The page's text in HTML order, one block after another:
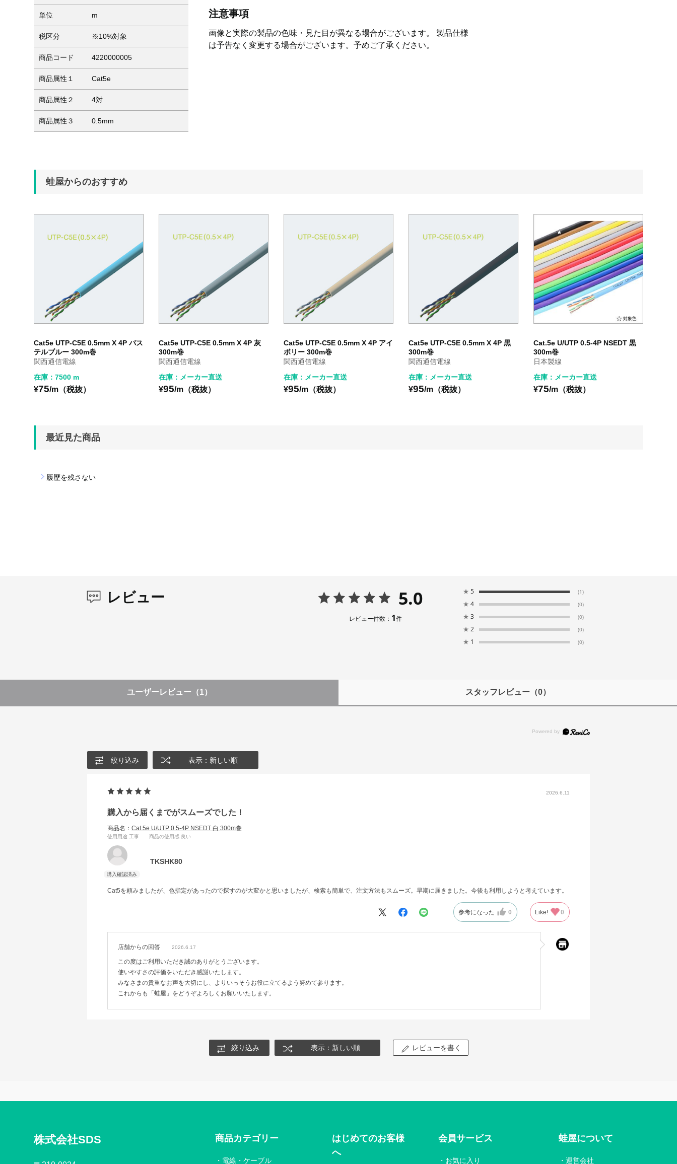
単位 m
税区分 ※10%対象
商品コード 4220000005
商品属性１ Cat5e
商品属性２ 4対
商品属性３ 0.5mm
注意事項
画像と実際の製品の色味・見た目が異なる場合がございます。 製品仕様
は予告なく変更する場合がございます。予めご了承ください。
蛙屋からのおすすめ
Cat5e UTP-C5E 0.5mm X 4P パス
テルブルー 300m巻
関西通信電線
在庫：7500 m
¥75/m（税抜）
Cat5e UTP-C5E 0.5mm X 4P 灰
300m巻
関西通信電線
在庫：メーカー直送
¥95/m（税抜）
Cat5e UTP-C5E 0.5mm X 4P アイ
ボリー 300m巻
関西通信電線
在庫：メーカー直送
¥95/m（税抜）
Cat5e UTP-C5E 0.5mm X 4P 黒
300m巻
関西通信電線
在庫：メーカー直送
¥95/m（税抜）
Cat.5e U/UTP 0.5-4P NSEDT 黒
300m巻
日本製線
在庫：メーカー直送
¥75/m（税抜）
最近見た商品
履歴を残さない
レビュー 5.0
レビュー件数： 1件
★ 5 (1)
★ 4 (0)
★ 3 (0)
★ 2 (0)
★ 1 (0)
ユーザーレビュー （1） スタッフレビュー（0）
絞り込み 表示：新しい順
2026.6.11
購入から届くまでがスムーズでした！
商品名：Cat.5e U/UTP 0.5-4P NSEDT 白 300m巻
使用用途:工事 商品の使用感:良い
TKSHK80
Cat5を頼みましたが、色指定があったので探すのが大変かと思いましたが、検索も簡単で、注文方法もスムーズ。早期に届きました。今後も利用しようと考えています。
参考になった 0 Like! 0
店舗からの回答 2026.6.17
この度はご利用いただき誠のありがとうございます。
使いやすさの評価をいただき感謝いたします。
みなさまの貴重なお声を大切にし、よりいっそうお役に立てるよう努めて参ります。
これからも「蛙屋」をどうぞよろしくお願いいたします。
絞り込み 表示：新しい順 レビューを書く
株式会社SDS 商品カテゴリー
電線・ケーブル
はじめてのお客様
へ
会員サービス
お気に入り
蛙屋について
運営会社